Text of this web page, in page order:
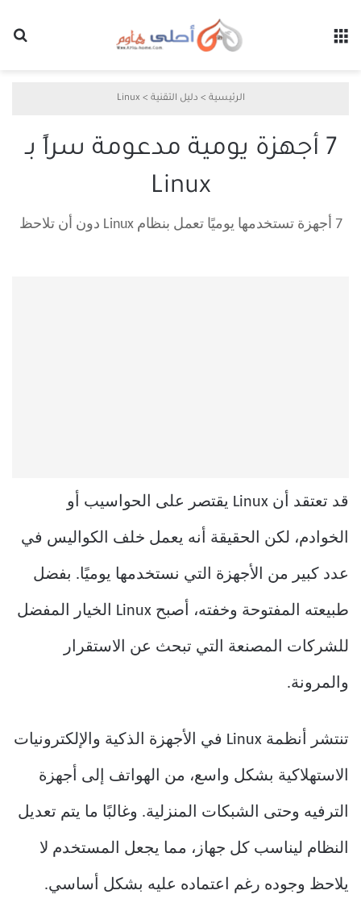
الرئيسية > دليل التقنية >
Linux
7 أجهزة يومية مدعومة سراً بـ
Linux
7 أجهزة تستخدمها يوميًا تعمل بنظام Linux دون أن تلاحظ
قد تعتقد أن Linux يقتصر على الحواسيب أو
الخوادم، لكن الحقيقة أنه يعمل خلف الكواليس في
عدد كبير من الأجهزة التي نستخدمها يوميًا. بفضل
طبيعته المفتوحة وخفته، أصبح Linux الخيار المفضل
للشركات المصنعة التي تبحث عن الاستقرار
والمرونة.
تنتشر أنظمة Linux في الأجهزة الذكية والإلكترونيات
الاستهلاكية بشكل واسع، من الهواتف إلى أجهزة
الترفيه وحتى الشبكات المنزلية. وغالبًا ما يتم تعديل
النظام ليناسب كل جهاز، مما يجعل المستخدم لا
يلاحظ وجوده رغم اعتماده عليه بشكل أساسي.